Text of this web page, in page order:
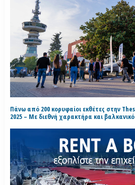
Πάνω από 200 κορυφαίοι εκθέτες στην
2025 – Με διεθνή χαρακτήρα και